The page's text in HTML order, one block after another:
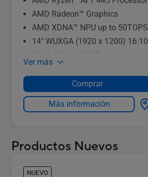
Productos Nuevos
NUEVO
AMD Radeon™ Graphics
AMD XDNA™ NPU up to 50TOPS
14" WUXGA (1920 x 1200) 16:10
60Hz 400nits OLED
Ver más
Comprar
Más información